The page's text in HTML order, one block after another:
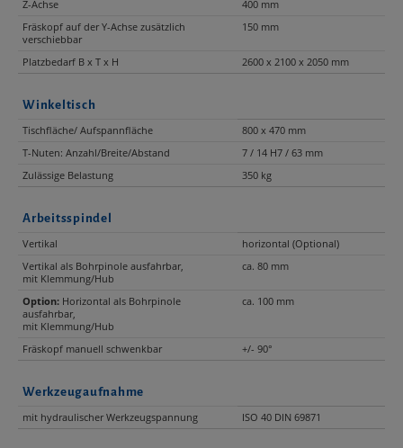
Z-Achse
400 mm
Fräskopf auf der Y-Achse zusätzlich
verschiebbar
150 mm
Platzbedarf B x T x H 2600 x 2100 x 2050 mm
Winkeltisch
Tischfläche/ Aufspannfläche
800 x 470 mm
T-Nuten: Anzahl/Breite/Abstand
7 / 14 H7 / 63 mm
Zulässige Belastung
350 kg
Arbeitsspindel
Vertikal
horizontal (Optional)
Vertikal als Bohrpinole ausfahrbar,
mit Klemmung/Hub
ca. 80 mm
Option: Horizontal als Bohrpinole
ausfahrbar,
mit Klemmung/Hub
ca. 100 mm
Fräskopf manuell schwenkbar +/- 90°
Werkzeugaufnahme
mit hydraulischer Werkzeugspannung
ISO 40 DIN 69871